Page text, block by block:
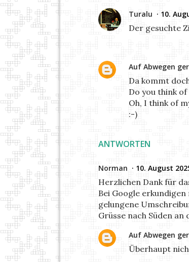
ANTWORTEN
Turalu 10.
Der gesuchte
Auf Abwegen
Da kommt
Do you think
Oh, I think of
:-)
Norman 10. August
Herzlichen Dank für
Bei Google erkundigen
gelungene
Grüsse nach Süden
Auf Abwegen
Überhaupt